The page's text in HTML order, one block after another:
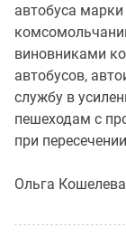
автобуса марки
виновниками
автобусов,
службу в
пешеходам с
при
Ольга